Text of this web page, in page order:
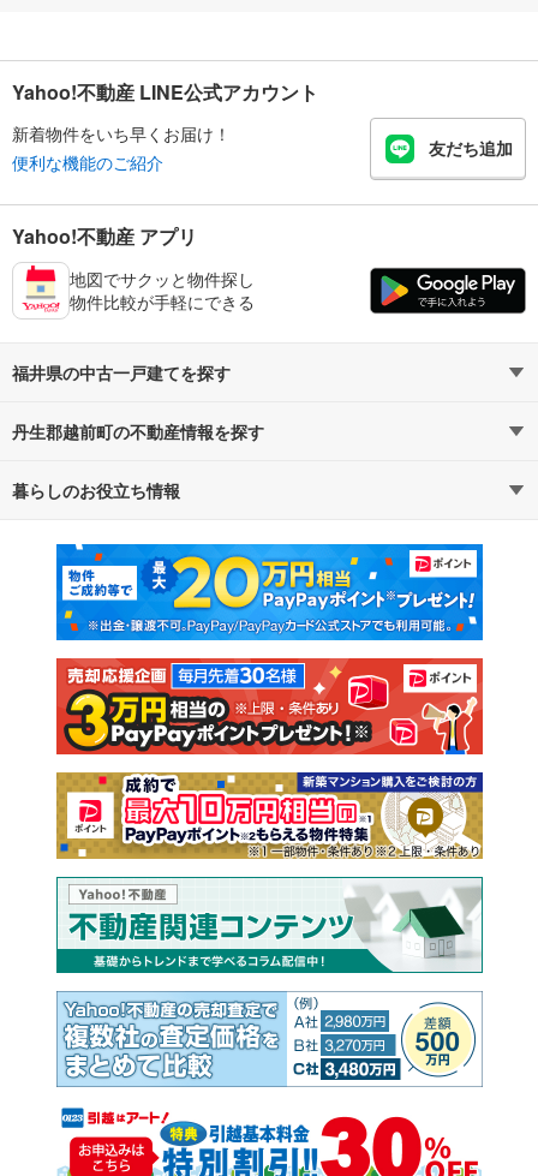
Yahoo!不動産 LINE公式アカウント
新着物件をいち早くお届け！
便利な機能のご紹介
友だち追加
Yahoo!不動産 アプリ
地図でサクッと物件探し
物件比較が手軽にできる
福井県の中古一戸建てを探す
路線・駅から探す
通勤・通学時間から探す
丹生郡越前町の不動産情報を探す
不動産・住宅
新築マンション 中古マンション
新築一戸建て 中古一戸建て
注文住宅 土地
売却査定
暮らしのお役立ち情報
マンションカタログ 教えて！住まいの先生